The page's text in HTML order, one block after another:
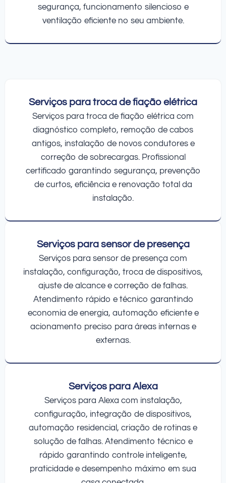
segurança, funcionamento silencioso e
ventilação eficiente no seu ambiente.
Serviços para troca de fiação elétrica
Serviços para troca de fiação elétrica com
diagnóstico completo, remoção de cabos
antigos, instalação de novos condutores e
correção de sobrecargas. Profissional
certificado garantindo segurança, prevenção
de curtos, eficiência e renovação total da
instalação.
Serviços para sensor de presença
Serviços para sensor de presença com
instalação, configuração, troca de dispositivos,
ajuste de alcance e correção de falhas.
Atendimento rápido e técnico garantindo
economia de energia, automação eficiente e
acionamento preciso para áreas internas e
externas.
Serviços para Alexa
Serviços para Alexa com instalação,
configuração, integração de dispositivos,
automação residencial, criação de rotinas e
solução de falhas. Atendimento técnico e
rápido garantindo controle inteligente,
praticidade e desempenho máximo em sua